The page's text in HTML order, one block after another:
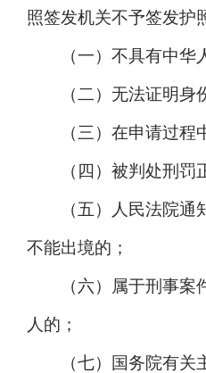
照签发机关不予签发护
（一）不具有中华人
（二）无法证明身
（三）在申请过程中
（四）被判处刑罚正
（五）人民法院通
不能出境的；
（六）属于刑事案
人的；
（七）国务院有关